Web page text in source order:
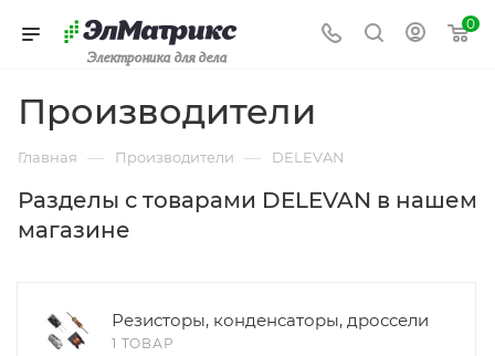
Электроника для дела
0
Производители
Главная — Производители — DELEVAN
Разделы с товарами DELEVAN в нашем
магазине
Резисторы, конденсаторы, дроссели
1 ТОВАР